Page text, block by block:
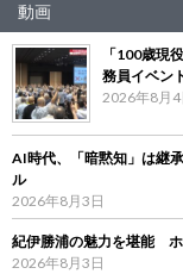
動画
「100歳現
務員イベン
2026年8月4
AI時代、「暗黙知」は継
ル
2026年8月3日
紀伊勝浦の魅力を堪能
2026年8月3日